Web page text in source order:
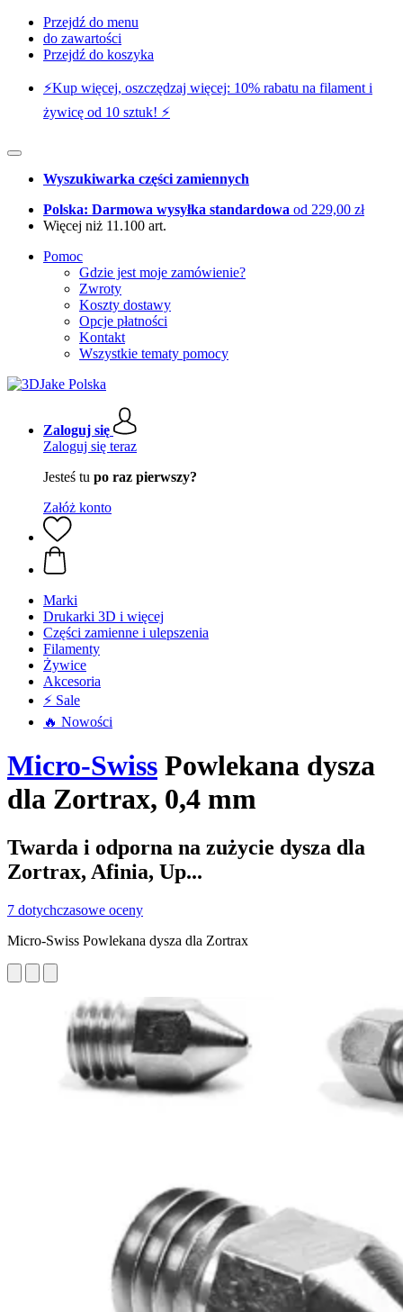
Przejdź do menu
do zawartości
Przejdź do koszyka
⚡️Kup więcej, oszczędzaj więcej: 10% rabatu na filament i
żywicę od 10 sztuk! ⚡️
Wyszukiwarka części zamiennych
Polska: Darmowa wysyłka standardowa od 229,00 zł
Więcej niż 11.100 art.
Pomoc
Gdzie jest moje zamówienie?
Zwroty
Koszty dostawy
Opcje płatności
Kontakt
Wszystkie tematy pomocy
Zaloguj się
Zaloguj się teraz
Jesteś tu po raz pierwszy?
Załóż konto
Marki
Drukarki 3D i więcej
Części zamienne i ulepszenia
Filamenty
Żywice
Akcesoria
⚡ Sale
🔥 Nowości
Micro-Swiss Powlekana dysza
dla Zortrax, 0,4 mm
Twarda i odporna na zużycie dysza dla
Zortrax, Afinia, Up...
7 dotychczasowe oceny
Micro-Swiss Powlekana dysza dla Zortrax